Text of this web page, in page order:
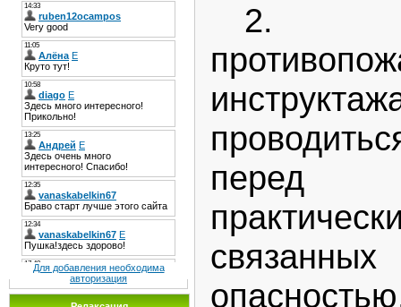
Для добавления необходима
авторизация
2.
перед